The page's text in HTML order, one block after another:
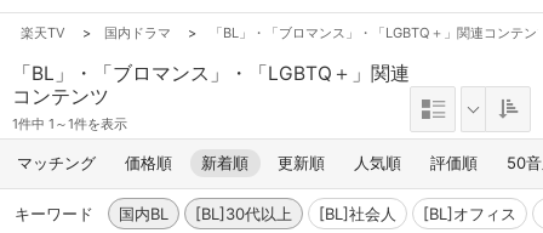
楽天TV > 国内ドラマ > 「BL」・「ブロマンス」・「LGBTQ＋」関連コンテ
「BL」・「ブロマンス」・「LGBTQ＋」関連
コンテンツ
1件中 1～1件を表示
マッチング 価格順 新着順 更新順 人気順 評価順 50
キーワード 国内BL [BL]30代以上 [BL]社会人 [BL]オフィス